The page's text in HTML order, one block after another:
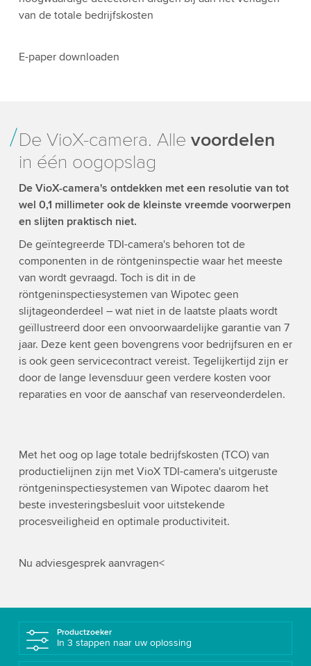
van de totale bedrijfskosten
E-paper downloaden
De VioX-camera. Alle voordelen
in één oogopslag
De VioX-camera's ontdekken met een resolutie van tot
wel 0,1 millimeter ook de kleinste vreemde voorwerpen
en slijten praktisch niet.
De geïntegreerde TDI-camera's behoren tot de
componenten in de röntgeninspectie waar het meeste
van wordt gevraagd. Toch is dit in de
röntgeninspectiesystemen van Wipotec geen
slijtageonderdeel – wat niet in de laatste plaats wordt
geïllustreerd door een onvoorwaardelijke garantie van 7
jaar. Deze kent geen bovengrens voor bedrijfsuren en er
is ook geen servicecontract vereist. Tegelijkertijd zijn er
door de lange levensduur geen verdere kosten voor
reparaties en voor de aanschaf van reserveonderdelen.
Met het oog op lage totale bedrijfskosten (TCO) van
productielijnen zijn met VioX TDI-camera's uitgeruste
röntgeninspectiesystemen van Wipotec daarom het
beste investeringsbesluit voor uitstekende
procesveiligheid en optimale productiviteit.
Nu adviesgesprek aanvragen<
Productzoeker
In 3 stappen naar uw oplossing